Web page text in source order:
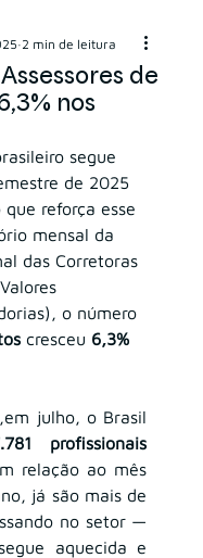
de
nos
2 min de leitura
de 2025
reforça esse
mensal da
das Corretoras
o número
cresceu 6,3%
profissionais
relação ao mês
no setor —
aquecida e